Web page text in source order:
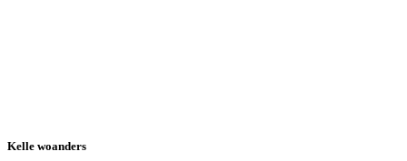
Kelle woanders